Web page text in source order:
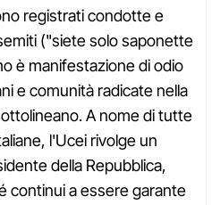
registrati condotte e
("siete solo saponette
è manifestazione di odio
e comunità radicate nella
A nome di tutte
l'Ucei rivolge un
della Repubblica,
continui a essere garante